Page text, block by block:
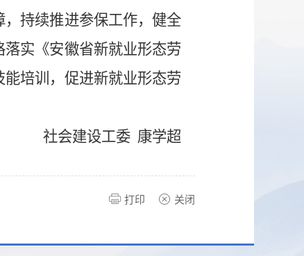
持续推进参保工作，健全
实《安徽省新就业形态劳
培训，促进新就业形态劳
社会建设工委 康学超
打印 关闭